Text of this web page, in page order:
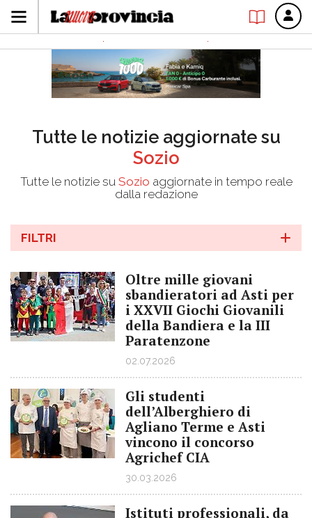
Tutte le notizie aggiornate su
Sozio
Tutte le notizie su Sozio aggiornate in tempo reale
dalla redazione
FILTRI
Oltre mille giovani
sbandieratori ad Asti per
i XXVII Giochi Giovanili
della Bandiera e la III
Paratenzone
02.07.2026
Gli studenti
dell’Alberghiero di
Agliano Terme e Asti
vincono il concorso
Agrichef CIA
30.03.2026
Istituti professionali, da